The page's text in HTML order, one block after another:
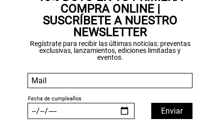
COMPRA ONLINE |
SUSCRÍBETE A NUESTRO
NEWSLETTER
Regístrate para recibir las últimas noticias: preventas
exclusivas, lanzamientos, ediciones limitadas y
eventos.